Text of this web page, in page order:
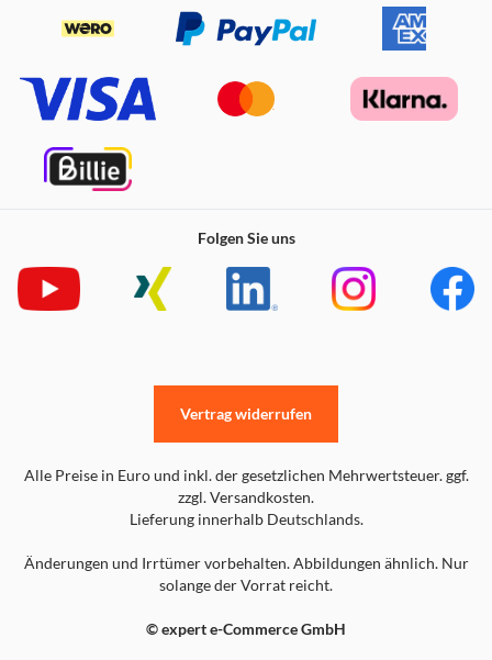
Folgen Sie uns
Alle Preise in Euro und inkl. der gesetzlichen Mehrwertsteuer. ggf.
zzgl. Versandkosten.
Lieferung innerhalb Deutschlands.
Änderungen und Irrtümer vorbehalten. Abbildungen ähnlich. Nur
solange der Vorrat reicht.
© expert e-Commerce GmbH
Vertrag widerrufen